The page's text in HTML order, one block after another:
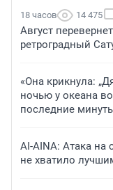
18 часов 14 475
Август
ретроградный
«Она крикнула:
ночью у океана
последние
AI-AINA: Атака на
не хватило